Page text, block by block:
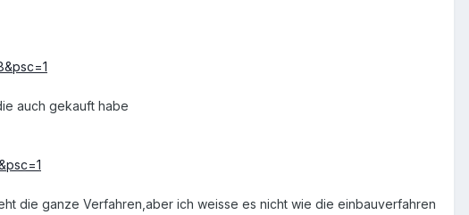
auch gekauft habe
die ganze Verfahren,aber ich weisse es nicht wie die einbauverfahren